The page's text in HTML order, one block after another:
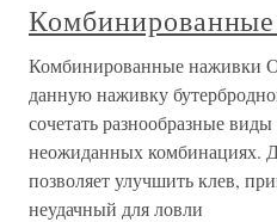
Комбинированные наживки
данную наживку
сочетать разнообразные
неожиданных комбинациях.
позволяет улучшить клев,
неудачный для ловли